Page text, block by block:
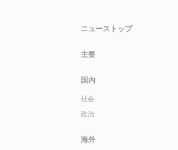
ニューストップ
主要
国内
社会
政治
海外